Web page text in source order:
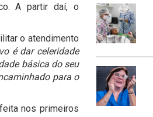
A partir daí, o
o atendimento
é dar celeridade
básica do seu
para o
nos primeiros